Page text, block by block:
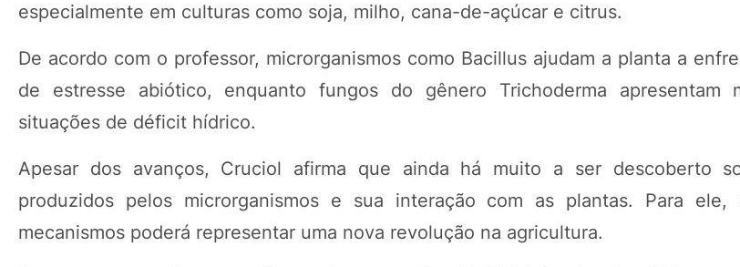
especialmente em culturas como soja, milho, cana-de-açúcar e citrus.
De acordo com o professor, microrganismos como Bacillus ajudam a planta a
de estresse abiótico, enquanto fungos do gênero Trichoderma apresentam
situações de déficit hídrico.
Apesar dos avanços, Cruciol afirma que ainda há muito a ser descoberto
produzidos pelos microrganismos e sua interação com as plantas. Para ele,
mecanismos poderá representar uma nova revolução na agricultura.